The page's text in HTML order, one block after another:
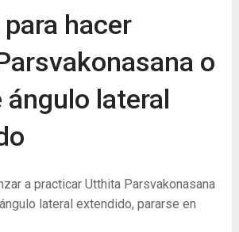
hacer
o
ángulo lateral
a practicar Utthita Parsvakonasana
lateral extendido, pararse en